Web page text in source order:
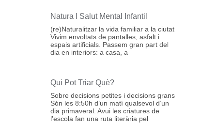
Natura I Salut Mental Infantil
(re)Naturalitzar la vida familiar a la ciutat
Vivim envoltats de pantalles, asfalt i
espais artificials. Passem gran part del
dia en interiors: a casa, a
Qui Pot Triar Què?
Sobre decisions petites i decisions grans
Són les 8:50h d’un matí qualsevol d’un
dia primaveral. Avui les criatures de
l’escola fan una ruta literària pel